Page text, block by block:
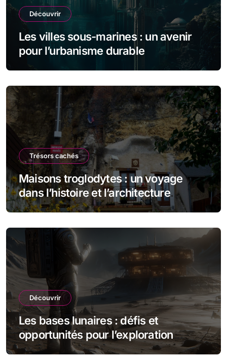
Découvrir
Les villes sous-marines : un avenir
pour l’urbanisme durable
Trésors cachés
Maisons troglodytes : un voyage
dans l’histoire et l’architecture
souterraine
Découvrir
Les bases lunaires : défis et
opportunités pour l’exploration
spatiale